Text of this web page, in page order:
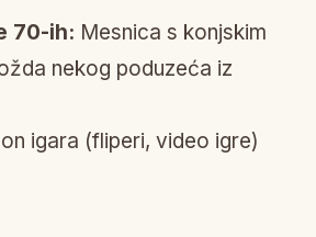
70-ih: Mesnica s konjskim
nekog poduzeća iz
igara (fliperi, video igre)